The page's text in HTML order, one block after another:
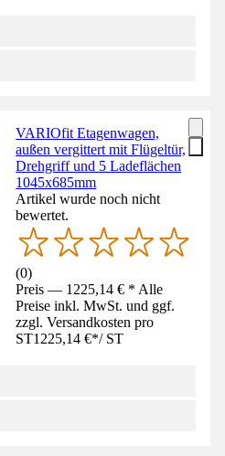
VARIOfit Etagenwagen,
außen vergittert mit Flügeltür,
Drehgriff und 5 Ladeflächen
1045x685mm
Artikel wurde noch nicht
bewertet.
(0)
Preis — 1225,14 € * Alle
Preise inkl. MwSt. und ggf.
zzgl. Versandkosten pro
ST1225,14 €*/ ST